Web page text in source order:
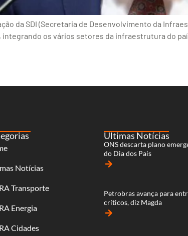
da SDI (Secretaria de Desenvolvimento da
os vários setores da infraestrutura do
Notícias
Transporte
Energia
Cidades
Últimas Notícias
ONS descarta plano
do Dia dos Pais
arrow_forward
Petrobras avança para
críticos, diz Magda
arrow_forward